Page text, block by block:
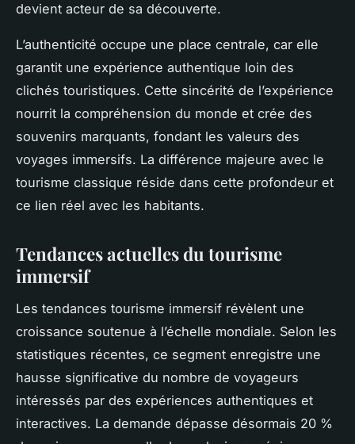
devient acteur de sa découverte.
L’authenticité occupe une place centrale, car elle
garantit une expérience authentique loin des
clichés touristiques. Cette sincérité de l’expérience
nourrit la compréhension du monde et crée des
souvenirs marquants, fondant les valeurs des
voyages immersifs. La différence majeure avec le
tourisme classique réside dans cette profondeur et
ce lien réel avec les habitants.
Tendances actuelles du tourisme
immersif
Les tendances tourisme immersif révèlent une
croissance soutenue à l’échelle mondiale. Selon les
statistiques récentes, ce segment enregistre une
hausse significative du nombre de voyageurs
intéressés par des expériences authentiques et
interactives. La demande dépasse désormais 20 %